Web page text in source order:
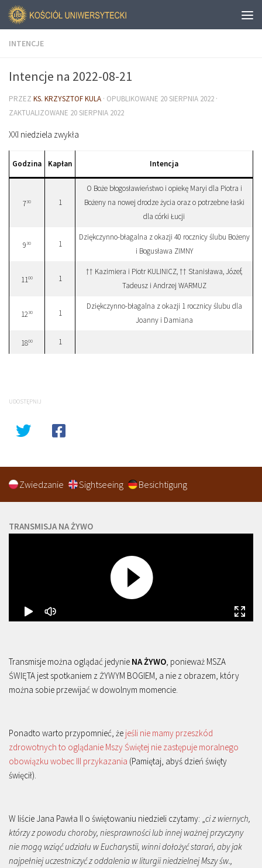
INTENCJE
Intencje na 2022-08-21
PRZEZ KS. KRZYSZTOF KULA · OPUBLIKOWANE 20 SIERPNIA 2022 ·
ZAKTUALIZOWANE 20 SIERPNIA 2022
XXI niedziela zwykła
Godzina Kapłan Intencja
730 1
O Boże błogosławieństwo i opiekę Maryi dla Piotra i
Bożeny na nowej drodze życia oraz o potrzebne łaski
dla córki Łucji
930 1
Dziękczynno-błagalna z okazji 40 rocznicy ślubu Bożeny
i Bogusława ZIMNY
1100 1
†† Kazimiera i Piotr KULINICZ, †† Stanisława, Józef,
Tadeusz i Andrzej WARMUZ
1230 1
Dziękczynno-błagalna z okazji 1 rocznicy ślubu dla
Joanny i Damiana
1800 1
UDOSTĘPNIJ
Zwiedzanie Sightseeing Besichtigung
TRANSMISJA NA ŻYWO
Transmisje można oglądać jedynie NA ŻYWO , ponieważ MSZA
ŚWIĘTA jest spotkaniem z ŻYWYM BOGIEM, a nie z obrazem, który
można sobie przewijać w dowolnym momencie.
Ponadto warto przypomnieć, że jeśli nie mamy przeszkód
zdrowotnych to oglądanie Mszy Świętej nie zastępuje moralnego
obowiązku wobec III przykazania (Pamiętaj, abyś dzień święty
święcił).
W liście Jana Pawła II o świętowaniu niedzieli czytamy: „ ci z wiernych,
którzy z powodu choroby, niesprawności lub innej ważnej przyczyny
nie mogą wziąć udziału w Eucharystii, winni dołożyć starań, aby jak
najpełniej uczestniczyć z oddalenia w liturgii niedzielnej Mszy św.,